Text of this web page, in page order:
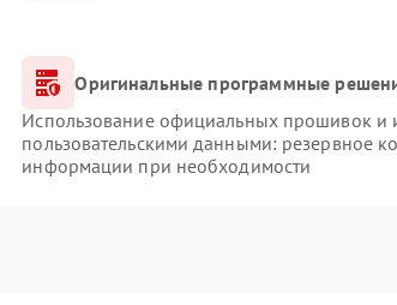
Оригинальные программные
Использование официальных прошивок и
пользовательскими данными: резервное
информации при необходимости